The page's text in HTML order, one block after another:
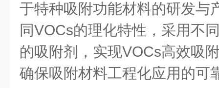
于特种吸附功能材料的研发与
同VOCs的理化特性，采用不
的吸附剂，实现VOCs高效吸
确保吸附材料工程化应用的可